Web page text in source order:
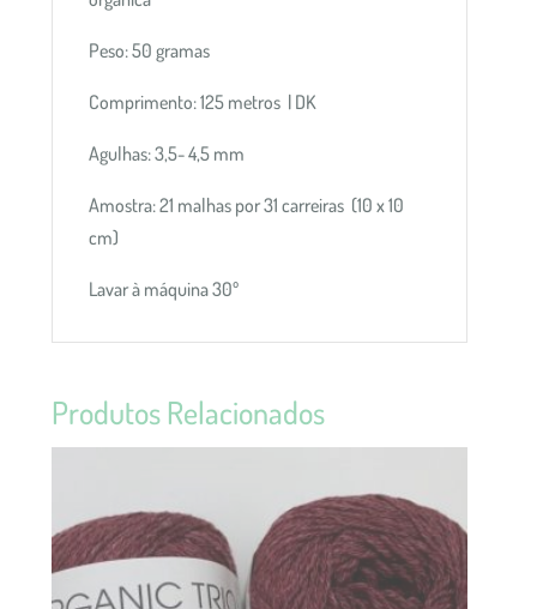
Peso: 50 gramas
Comprimento: 125 metros | DK
Agulhas: 3,5- 4,5 mm
Amostra: 21 malhas por 31 carreiras (10 x 10
cm)
Lavar à máquina 30º
Produtos Relacionados